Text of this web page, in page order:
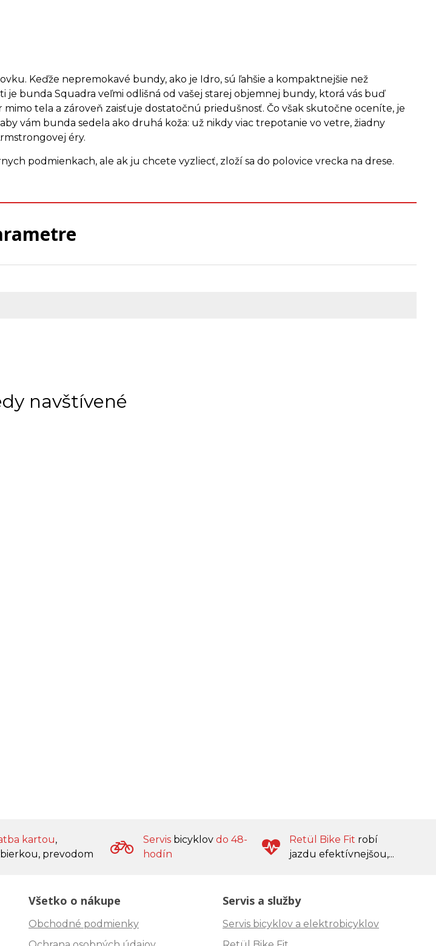
Keďže nepremokavé bundy, ako je Idro, sú ľahšie a kompaktnejšie než
je bunda Squadra veľmi odlišná od vašej starej objemnej bundy, ktorá vás buď
tela a zároveň zaisťuje dostatočnú priedušnosť. Čo však skutočne oceníte, je
vám bunda sedela ako druhá koža: už nikdy viac trepotanie vo vetre, žiadny
éry.
podmienkach, ale ak ju chcete vyzliecť, zloží sa do polovice vrecka na drese.
navštívené
kartou,
prevodom
Servis bicyklov do 48-
hodín
Retül Bike Fit robí
jazdu efektívnejšou,...
Všetko o nákupe
Obchodné podmienky
Servis a služby
Servis bicyklov a elektrobicyklov